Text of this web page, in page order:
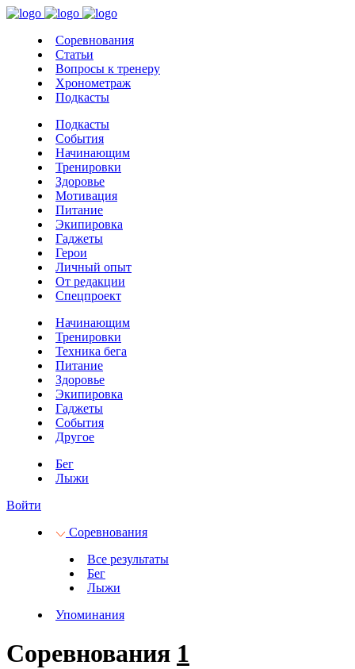
Соревнования
Статьи
Вопросы к тренеру
Хронометраж
Подкасты
Подкасты
События
Начинающим
Тренировки
Здоровье
Мотивация
Питание
Экипировка
Гаджеты
Герои
Личный опыт
От редакции
Спецпроект
Начинающим
Тренировки
Техника бега
Питание
Здоровье
Экипировка
Гаджеты
События
Другое
Бег
Лыжи
Войти
Соревнования
Все результаты
Бег
Лыжи
Упоминания
Соревнования 1